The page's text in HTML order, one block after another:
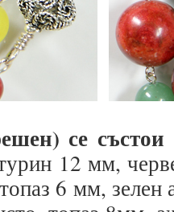
се състои
12 мм,
6 мм, зелен